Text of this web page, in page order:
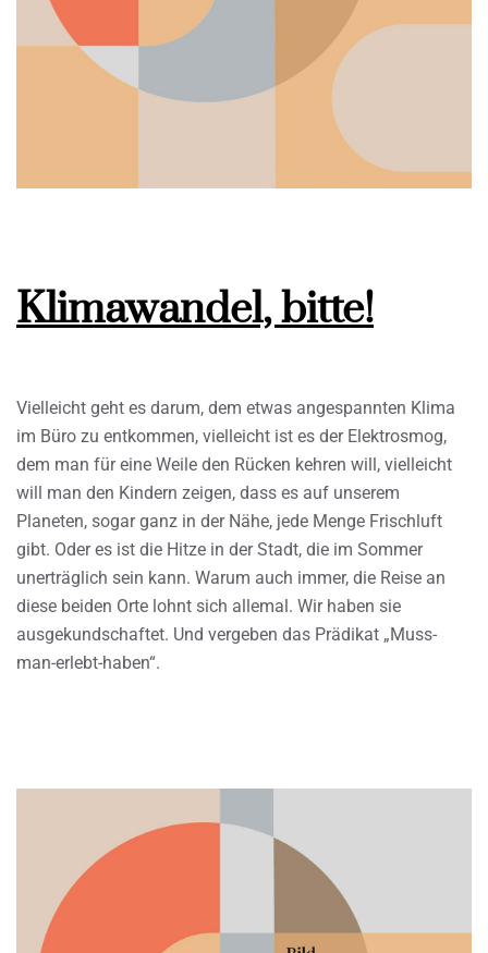
Klimawandel, bitte!
Vielleicht geht es darum, dem etwas angespannten Klima
im Büro zu entkommen, vielleicht ist es der Elektrosmog,
dem man für eine Weile den Rücken kehren will, vielleicht
will man den Kindern zeigen, dass es auf unserem
Planeten, sogar ganz in der Nähe, jede Menge Frischluft
gibt. Oder es ist die Hitze in der Stadt, die im Sommer
unerträglich sein kann. Warum auch immer, die Reise an
diese beiden Orte lohnt sich allemal. Wir haben sie
ausgekundschaftet. Und vergeben das Prädikat „Muss-
man-erlebt-haben“.